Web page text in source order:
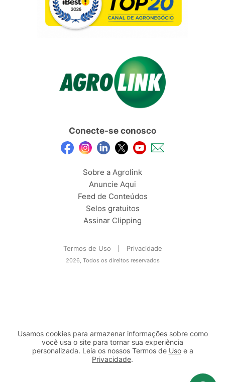
Conecte-se conosco
Sobre a Agrolink
Anuncie Aqui
Feed de Conteúdos
Selos gratuitos
Assinar Clipping
Termos de Uso Privacidade
2026, Todos os direitos reservados
Usamos cookies para armazenar informações sobre como
você usa o site para tornar sua experiência
personalizada. Leia os nossos Termos de Usoe a
Privacidade.